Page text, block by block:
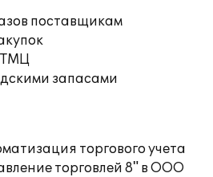
поставщикам
ТМЦ
запасами
торгового учета
торговлей 8" в ООО